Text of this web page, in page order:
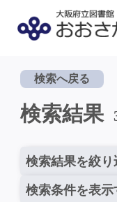
検索へ戻る
検索結果
検索結果を絞り
検索条件を表示